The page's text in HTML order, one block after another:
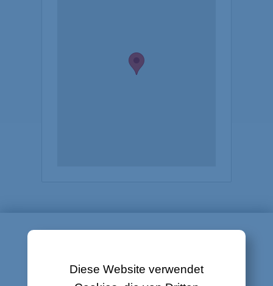
Diese Website verwendet